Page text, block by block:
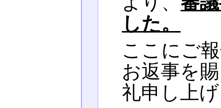
した。
ここにご
お返事を
礼申し上